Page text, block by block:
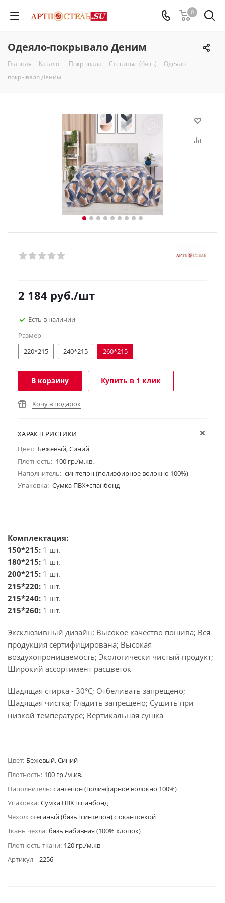
0
Одеяло-покрывало Деним
Главная - Каталог - Покрывала - Стеганые (бязь) - Одеяло-
покрывало Деним
2 184 руб./шт
Есть в наличии
Размер
220*215
240*215 260*215
В корзину Купить в 1 клик
Хочу в подарок
ХАРАКТЕРИСТИКИ
Цвет: Бежевый, Синий
Плотность: 100 гр./м.кв.
Наполнитель: синтепон (полиэфирное волокно 100%)
Упаковка: Сумка ПВХ+спанбонд
Комплектация:
150*215: 1 шт.
180*215: 1 шт.
200*215: 1 шт.
215*220: 1 шт.
215*240: 1 шт.
215*260: 1 шт.
Эксклюзивный дизайн; Высокое качество пошива; Вся
продукция сертифицирована; Высокая
воздухопроницаемость; Экологически чистый продукт;
Широкий ассортимент расцветок
Щадящая стирка - 30°C; Отбеливать запрещено;
Щадящая чистка; Гладить запрещено; Сушить при
низкой температуре; Вертикальная сушка
Цвет: Бежевый, Синий
Плотность: 100 гр./м.кв.
Наполнитель: синтепон (полиэфирное волокно 100%)
Упаковка: Сумка ПВХ+спанбонд
Чехол: стеганый (бязь+синтепон) с окантовкой
Ткань чехла: бязь набивная (100% хлопок)
Плотность ткани: 120 гр./м.кв
Артикул
2256